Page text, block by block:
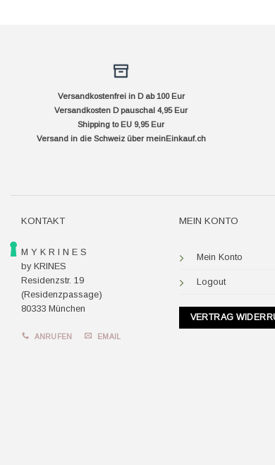
Versandkostenfrei in D ab 100 Eur
Versandkosten D pauschal 4,95 Eur
Shipping to EU 9,95 Eur
Versand in die Schweiz über meinEinkauf.ch
KONTAKT
M Y K R I N E S
by KRINES
Residenzstr. 19
(Residenzpassage)
80333 München
ANRUFEN EMAIL
MEIN KONTO
Mein Konto
Logout
VERTRAG